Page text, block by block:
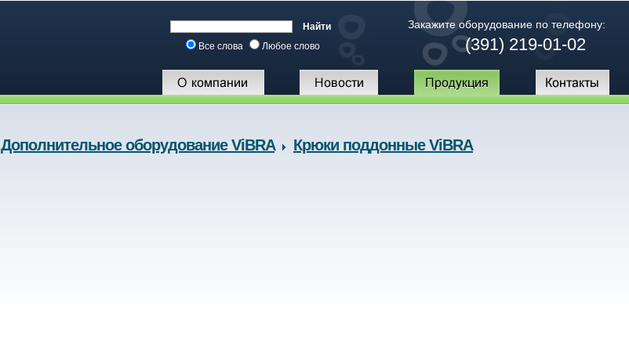
Все слова Любое слово
Закажите оборудование по телефону:
(391) 219-01-02
Дополнительное оборудование ViBRA Крюки поддонные ViBRA